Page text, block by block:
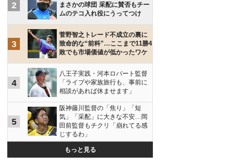
2
まさかの球団 采配に賛否もチー
ムのテコ入れ役にうってつけ
3
菅野智之トレード不成立の裏に
致命的な“前科”…ここまで11勝4
敗でも市場価値が低かったワケ
4
八王子実践・河本ロバート監督
「ライブや家族旅行も、事前に
相談があれば休ませます」
5
阪神藤川監督の「焦り」「短
気」「采配」に大きな不安…岡
田前監督もチクリ「崩れてる感
じするわ」
もっと見る